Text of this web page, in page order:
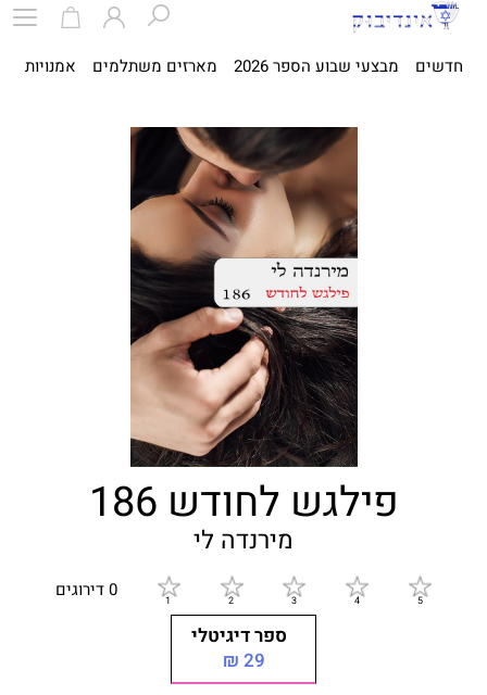
חדשים מבצעי שבוע הספר 2026 מארזים משתלמים אמנויות
פילגש לחודש 186
מירנדה לי
0 דירוגים
ספר דיגיטלי
29 ₪